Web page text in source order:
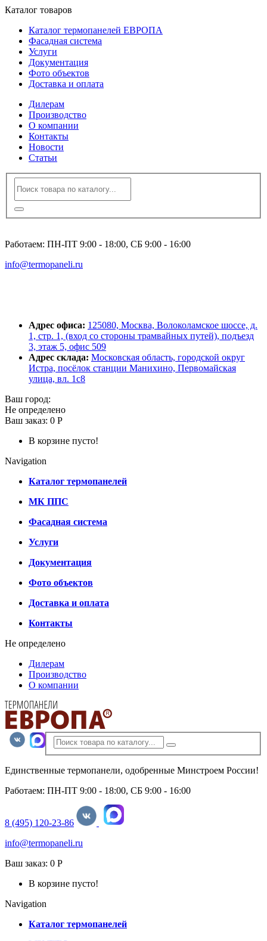
Каталог товаров
Каталог термопанелей ЕВРОПА
Фасадная система
Услуги
Документация
Фото объектов
Доставка и оплата
Дилерам
Производство
О компании
Контакты
Новости
Статьи
Работаем: ПН-ПТ 9:00 - 18:00, СБ 9:00 - 16:00
info@termopaneli.ru
Адрес офиса: 125080, Москва, Волоколамское шоссе, д.
1, стр. 1, (вход со стороны трамвайных путей), подъезд
3, этаж 5, офис 509
Адрес склада: Московская область, городской округ
Истра, посёлок станции Манихино, Первомайская
улица, вл. 1с8
Ваш город:
Не определено
Ваш заказ: 0 Р
В корзине пусто!
Navigation
Каталог термопанелей
МК ППС
Фасадная система
Услуги
Документация
Фото объектов
Доставка и оплата
Контакты
Не определено
Дилерам
Производство
О компании
Единственные термопанели, одобренные Минстроем России!
Работаем: ПН-ПТ 9:00 - 18:00, СБ 9:00 - 16:00
8 (495) 120-23-86
info@termopaneli.ru
Ваш заказ: 0 Р
В корзине пусто!
Navigation
Каталог термопанелей